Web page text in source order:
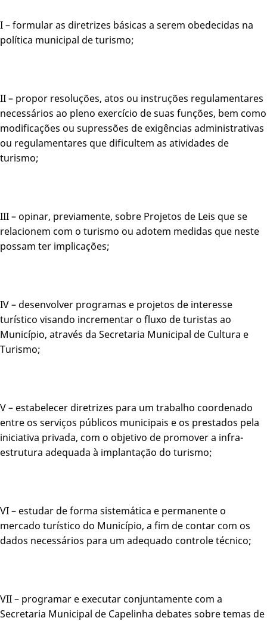
I – formular as diretrizes básicas a serem obedecidas na
política municipal de turismo;
II – propor resoluções, atos ou instruções regulamentares
necessários ao pleno exercício de suas funções, bem como
modificações ou supressões de exigências administrativas
ou regulamentares que dificultem as atividades de
turismo;
III – opinar, previamente, sobre Projetos de Leis que se
relacionem com o turismo ou adotem medidas que neste
possam ter implicações;
IV – desenvolver programas e projetos de interesse
turístico visando incrementar o fluxo de turistas ao
Município, através da Secretaria Municipal de Cultura e
Turismo;
V – estabelecer diretrizes para um trabalho coordenado
entre os serviços públicos municipais e os prestados pela
iniciativa privada, com o objetivo de promover a infra-
estrutura adequada à implantação do turismo;
VI – estudar de forma sistemática e permanente o
mercado turístico do Município, a fim de contar com os
dados necessários para um adequado controle técnico;
VII – programar e executar conjuntamente com a
Secretaria Municipal de Capelinha debates sobre temas de